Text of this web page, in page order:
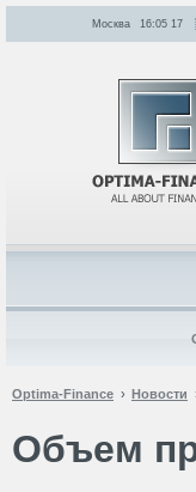
Optima-Finance Новости
Объем
Москва 16:05 17